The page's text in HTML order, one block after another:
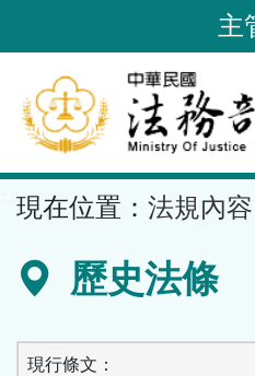
到
要
內
容
區
主
現在位置： 法規內容
歷史法條
現行條文：